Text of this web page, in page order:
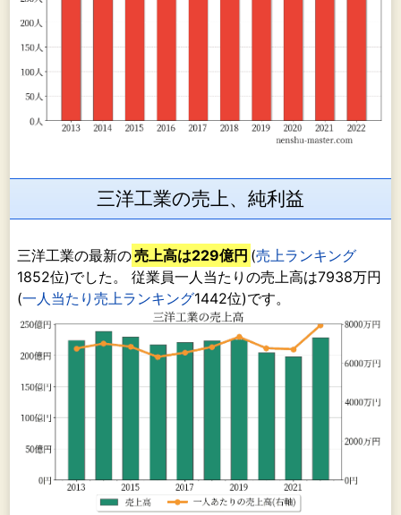
三洋工業の売上、純利益
三洋工業の最新の売上高は229億円 (売上ランキング
1852位)でした。 従業員一人当たりの売上高は7938万円
(一人当たり売上ランキング1442位)です。